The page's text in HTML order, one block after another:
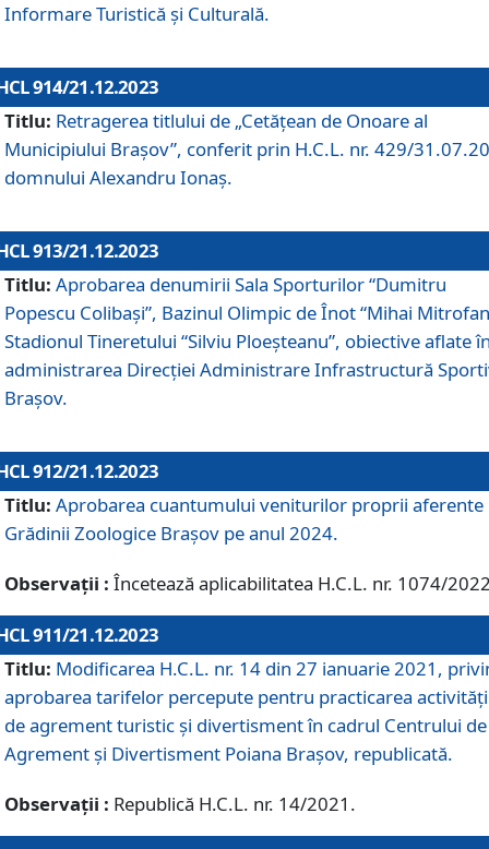
Informare Turistică și Culturală.
914/21.12.2023
Titlu: Retragerea titlului de „Cetățean de Onoare al
Municipiului Brașov”, conferit prin H.C.L. nr. 429/
domnului Alexandru Ionaș.
913/21.12.2023
Titlu: Aprobarea denumirii Sala Sporturilor “Dumitru
Popescu Colibași”, Bazinul Olimpic de Înot “Mihai
Stadionul Tineretului “Silviu Ploeșteanu”, obiective aflate
administrarea Direcției Administrare Infrastructură
Brașov.
912/21.12.2023
Titlu: Aprobarea cuantumului veniturilor proprii aferente
Grădinii Zoologice Braşov pe anul 2024.
Observații : Încetează aplicabilitatea H.C.L. nr. 1074/
911/21.12.2023
Titlu: Modificarea H.C.L. nr. 14 din 27 ianuarie 2021,
aprobarea tarifelor percepute pentru practicarea
de agrement turistic și divertisment în cadrul Centrului de
Agrement și Divertisment Poiana Brașov, republicată.
Observații : Republică H.C.L. nr. 14/2021.